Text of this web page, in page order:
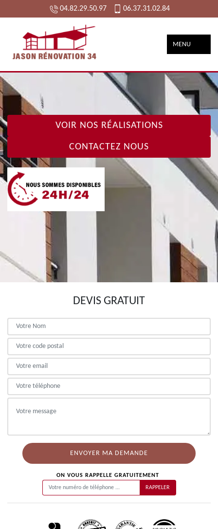
04.82.29.50.97 06.37.31.02.84
MENU
VOIR NOS RÉALISATIONS
CONTACTEZ NOUS
DEVIS GRATUIT
ON VOUS RAPPELLE GRATUITEMENT